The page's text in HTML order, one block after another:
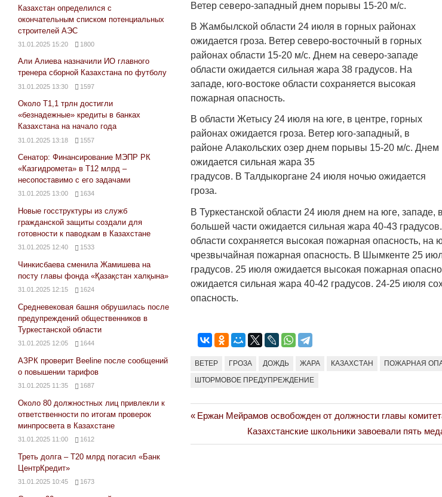
Ветер северо-западный днем порывы 15-20 м/с.
В Жамбылской области 24 июля в горных районах
ожидается гроза. Ветер северо-восточный в горных
районах области 15-20 м/с. Днем на северо-западе
области ожидается сильная жара 38 градусов. На
западе, юго-востоке области сохраняется высокая
пожарная опасность.
В области Жетысу 24 июля на юге, в центре, горных
районах ожидается гроза. Ветер юго-западный, в
районе Алакольских озер днем порывы 15-20 м/с. Днем
ожидается сильная жара 35
градусов. В Талдыкоргане 24 июля ночью ожидается
гроза.
В Туркестанской области 24 июля днем на юге,
большей части ожидается сильная жара 40-43
области сохраняется высокая пожарная опасность, на
чрезвычайная пожарная опасность. В Шымкенте 25
градусов. 25 июля ожидается высокая пожарная
ожидается сильная жара 40-42 градусов. 24-25 июля
опасность.
ВЕТЕР ГРОЗА ДОЖДЬ ЖАРА КАЗАХСТАН ПОЖАРНАЯ
ШТОРМОВОЕ ПРЕДУПРЕЖДЕНИЕ
Навигация
по
Previous
Ержан Мейрамов освобожден от должности главы
Next
Post:
Казахстанские школьники завоевали пять
Казахстан определился с
окончательным списком потенциальных
строителей АЭС
31.01.2025 15:20 1800
Али Алиева назначили ИО главного
тренера сборной Казахстана по футболу
31.01.2025 13:30 1597
Около Т1,1 трлн достигли
«безнадежные» кредиты в банках
Казахстана на начало года
31.01.2025 13:18 1557
Сенатор: Финансирование МЭПР РК
«Казгидромета» в Т12 млрд –
несопоставимо с его задачами
31.01.2025 13:00 1634
Новые госструктуры из служб
гражданской защиты создали для
готовности к паводкам в Казахстане
31.01.2025 12:40 1533
Чинкисбаева сменила Жамишева на
посту главы фонда «Қазақстан халқына»
31.01.2025 12:15 1624
Средневековая башня обрушилась после
предупреждений общественников в
Туркестанской области
31.01.2025 12:05 1644
АЗРК проверит Beeline после сообщений
о повышении тарифов
31.01.2025 11:35 1687
Около 80 должностных лиц привлекли к
ответственности по итогам проверок
минпросвета в Казахстане
31.01.2025 11:00 1612
Треть долга – Т20 млрд погасил «Банк
ЦентрКредит»
31.01.2025 10:45 1673